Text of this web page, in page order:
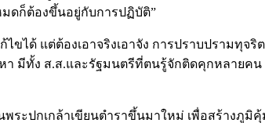
ดก็ต้องขึ้นอยู่กับการปฏิบัติ”
ขได้ แต่ต้องเอาจริงเอาจัง การปราบปรามทุ
มีทั้ง ส.ส.และรัฐมนตรีที่ตนรู้จักติดคุกหลาย
ระปกเกล้าเขียนตำราขึ้นมาใหม่ เพื่อสร้างภู